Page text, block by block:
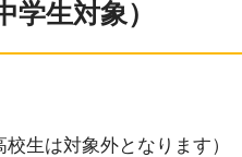
生対象）
生は対象外となります）